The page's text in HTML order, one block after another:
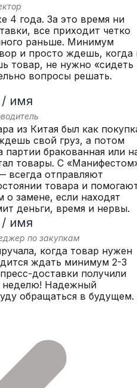
4 года. За это время ни
все приходит четко
раньше. Минимум
и просто ждешь, когда
товар, не нужно «сидеть
вопросы решать.
из Китая был как
свой груз, а потом
партии бракованная или
товары. С
всегда отправляют
товара и
о замене, если находят
деньги, время и нервы.
когда товар нужен
ждать минимум 2-3
доставки получили
неделю! Надежный
обращаться в будущем.
по закупкам